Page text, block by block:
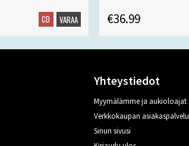
CD VARAA €36.99
Yhteystiedot
Myymälämme ja aukioloajat
Verkkokaupan asiakaspalvelu
Sinun sivusi